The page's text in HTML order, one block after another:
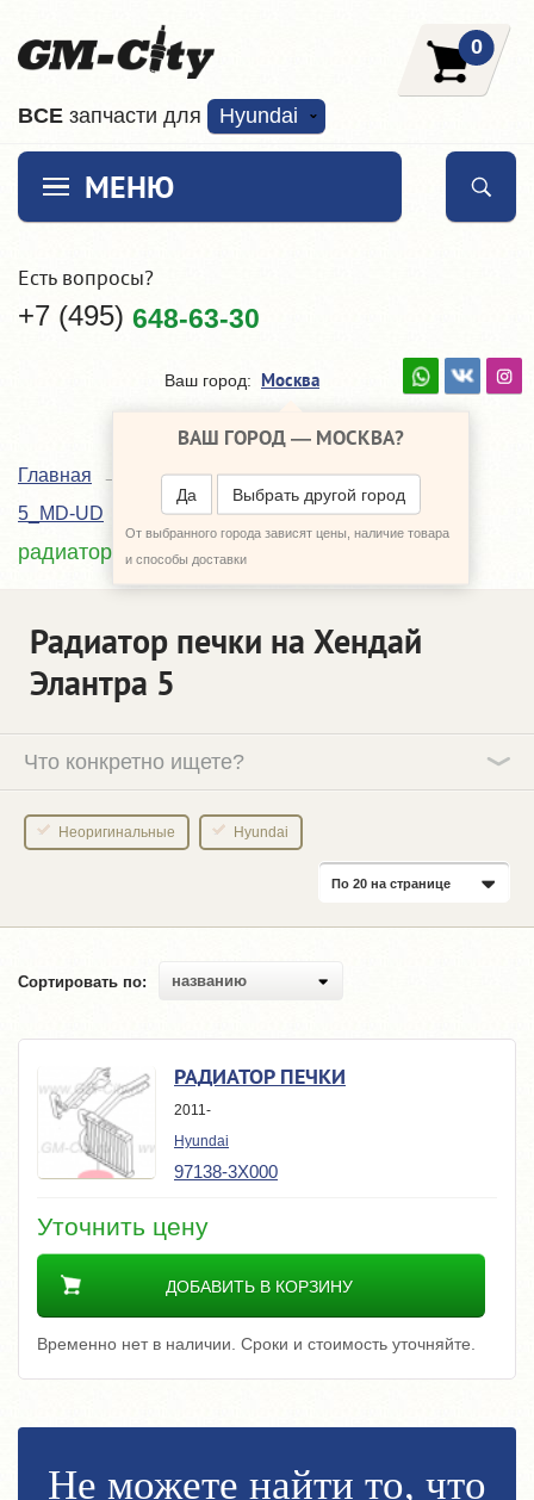
ВCE запчасти для Hyundai
0
МЕНЮ
Есть вопросы?
+7 (495) 648-63-30
Ваш город: Москва
ВАШ ГОРОД — МОСКВА?
Да Выбрать другой город
От выбранного города зависят цены, наличие товара
и способы доставки
Главная Каталог
Hyundai Elantra
5_MD-UD
Кондиционер - отопление
радиатор печки
Радиатор печки на Хендай
Элантра 5
Что конкретно ищете?
Неоригинальные Hyundai
По 20 на странице
Сортировать по: названию
РАДИАТОР ПЕЧКИ
2011-
Hyundai
97138-3X000
Уточнить цену
ДОБАВИТЬ В КОРЗИНУ
Временно нет в наличии. Сроки и стоимость уточняйте.
Не можете найти то, что